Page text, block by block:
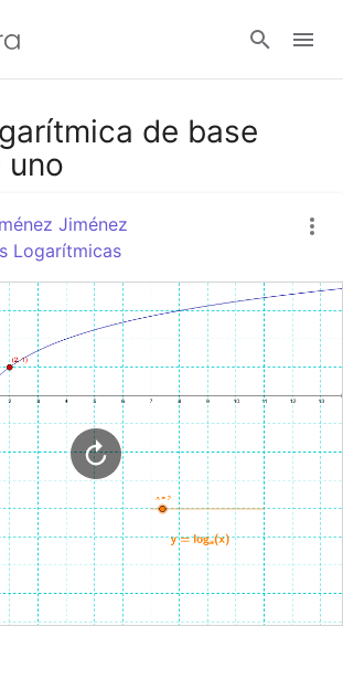
Abrir sesión
de base
uno
Jiménez
Logarítmicas